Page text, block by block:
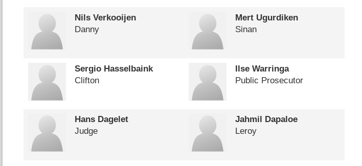
Nils Verkooijen
Danny
Mert Ugurdiken
Sinan
Sergio Hasselbaink
Clifton
Ilse Warringa
Public Prosecutor
Hans Dagelet
Judge
Jahmil Dapaloe
Leroy